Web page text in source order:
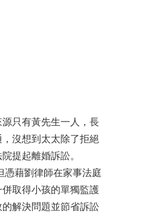
只有黃先生一人，長
沒想到太太除了拒絕
提起離婚訴訟。
藉劉律師在家事法庭
取得小孩的單獨監護
解決問題並節省訴訟